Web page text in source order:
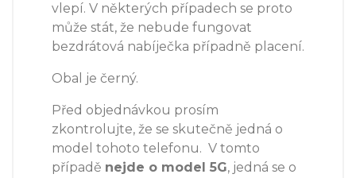
vlepí. V některých případech se proto
může stát, že nebude fungovat
bezdrátová nabíječka případně placení.
Obal je černý.
Před objednávkou prosím
zkontrolujte, že se skutečně jedná o
model tohoto telefonu. V tomto
případě nejde o model 5G, jedná se o